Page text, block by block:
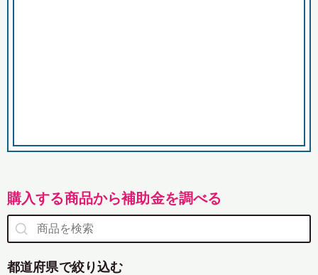
購入する商品から補助金を調べる
都道府県で絞り込む